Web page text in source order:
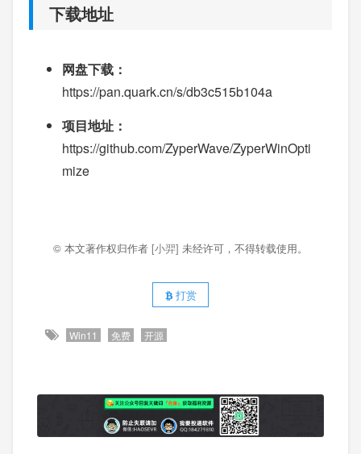
下载地址
网盘下载：
https://pan.quark.cn/s/db3c515b104a
项目地址：
https://github.com/ZyperWave/ZyperWinOpti
mize
© 本文著作权归作者 [小羿] 未经许可，不得转载使用。
打赏
Win11 免费 开源